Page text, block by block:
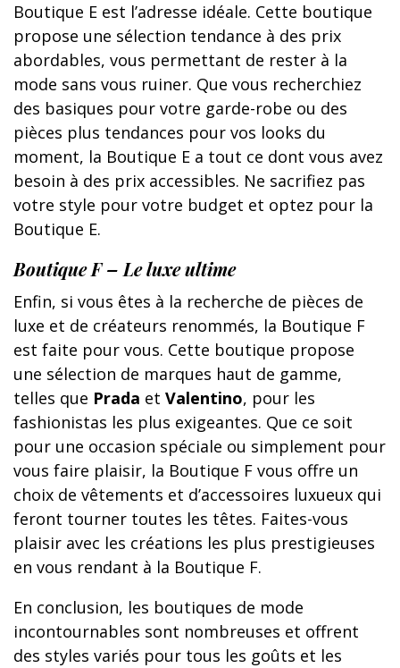
Boutique E est l’adresse idéale. Cette boutique
propose une sélection tendance à des prix
abordables, vous permettant de rester à la
mode sans vous ruiner. Que vous recherchiez
des basiques pour votre garde-robe ou des
pièces plus tendances pour vos looks du
moment, la Boutique E a tout ce dont vous avez
besoin à des prix accessibles. Ne sacrifiez pas
votre style pour votre budget et optez pour la
Boutique E.
Boutique F – Le luxe ultime
Enfin, si vous êtes à la recherche de pièces de
luxe et de créateurs renommés, la Boutique F
est faite pour vous. Cette boutique propose
une sélection de marques haut de gamme,
telles que Prada et Valentino, pour les
fashionistas les plus exigeantes. Que ce soit
pour une occasion spéciale ou simplement pour
vous faire plaisir, la Boutique F vous offre un
choix de vêtements et d’accessoires luxueux qui
feront tourner toutes les têtes. Faites-vous
plaisir avec les créations les plus prestigieuses
en vous rendant à la Boutique F.
En conclusion, les boutiques de mode
incontournables sont nombreuses et offrent
des styles variés pour tous les goûts et les